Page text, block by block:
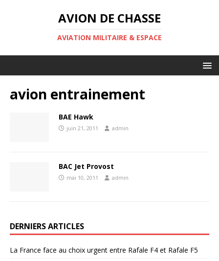
AVION DE CHASSE
AVIATION MILITAIRE & ESPACE
avion entrainement
BAE Hawk
juin 21, 2011 admin
BAC Jet Provost
mai 10, 2011 admin
DERNIERS ARTICLES
La France face au choix urgent entre Rafale F4 et Rafale F5